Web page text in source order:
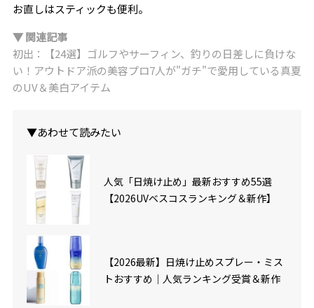
お直しはスティックも便利。
▼ 関連記事
初出：【24選】ゴルフやサーフィン、釣りの日差しに負けな
い！アウトドア派の美容プロ7人が"ガチ"で愛用している真夏
のUV＆美白アイテム
▼あわせて読みたい
人気「日焼け止め」最新おすすめ55選
【2026UVベスコスランキング＆新作】
【2026最新】日焼け止めスプレー・ミス
トおすすめ｜人気ランキング受賞＆新作